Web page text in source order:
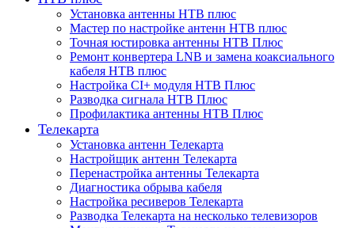
Установка антенны НТВ плюс
Мастер по настройке антенн НТВ плюс
Точная юстировка антенны НТВ Плюс
Ремонт конвертера LNB и замена коаксиального
кабеля НТВ плюс
Настройка CI+ модуля НТВ Плюс
Разводка сигнала НТВ Плюс
Профилактика антенны НТВ Плюс
Телекарта
Установка антенн Телекарта
Настройщик антенн Телекарта
Перенастройка антенны Телекарта
Диагностика обрыва кабеля
Настройка ресиверов Телекарта
Разводка Телекарта на несколько телевизоров